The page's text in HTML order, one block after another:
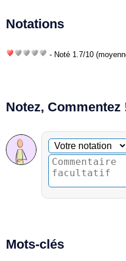
Notations
- Noté 1.7/10
Notez, Commentez
Commentaire facultatif
Votre notation
Mots-clés